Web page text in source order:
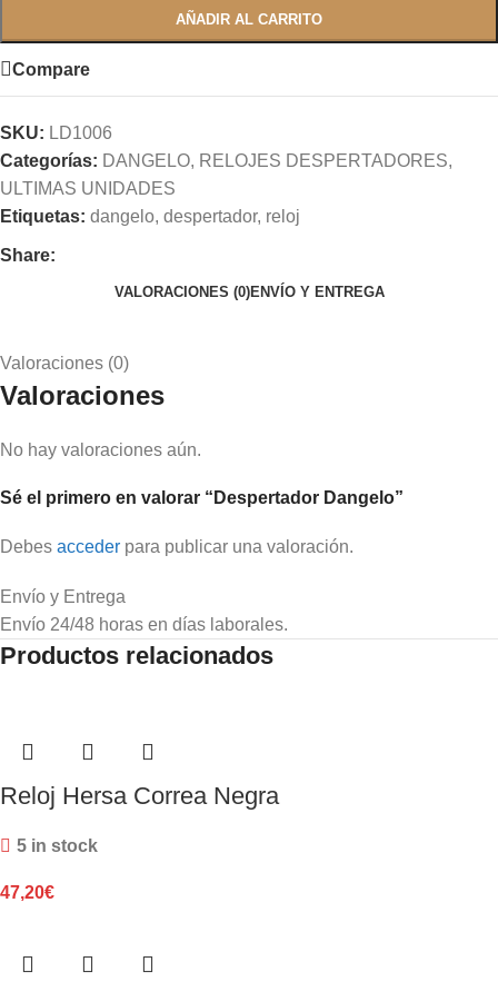
AÑADIR AL CARRITO
Compare
SKU: LD1006
Categorías: DANGELO, RELOJES DESPERTADORES,
ULTIMAS UNIDADES
Etiquetas: dangelo, despertador, reloj
Share:
VALORACIONES (0)ENVÍO Y ENTREGA
Valoraciones (0)
Valoraciones
No hay valoraciones aún.
Sé el primero en valorar “Despertador Dangelo”
Debes acceder para publicar una valoración.
Envío y Entrega
Envío 24/48 horas en días laborales.
Productos relacionados
Reloj Hersa Correa Negra
5 in stock
47,20€